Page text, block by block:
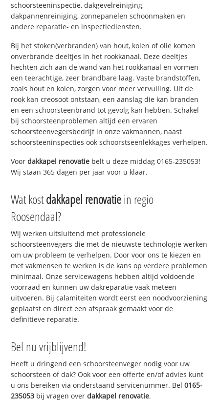
schoorsteeninspectie, dakgevelreiniging,
dakpannenreiniging, zonnepanelen schoonmaken en
andere reparatie- en inspectiediensten.
Bij het stoken(verbranden) van hout, kolen of olie komen
onverbrande deeltjes in het rookkanaal. Deze deeltjes
hechten zich aan de wand van het rookkanaal en vormen
een teerachtige, zeer brandbare laag. Vaste brandstoffen,
zoals hout en kolen, zorgen voor meer vervuiling. Uit de
rook kan creosoot ontstaan, een aanslag die kan branden
en een schoorsteenbrand tot gevolg kan hebben. Schakel
bij schoorsteenproblemen altijd een ervaren
schoorsteenvegersbedrijf in onze vakmannen, naast
schoorsteeninspecties ook schoorstseenlekkages verhelpen.
Voordakkapel renovatie belt u deze middag 0165-235053!
Wij staan 365 dagen per jaar voor u klaar.
Wat kostdakkapel renovatiein regio
Roosendaal?
Wij werken uitsluitend met professionele
schoorsteenvegers die met de nieuwste technologie werken
om uw probleem te verhelpen. Door voor ons te kiezen en
met vakmensen te werken is de kans op verdere problemen
minimaal. Onze servicewagens hebben altijd voldoende
voorraad en kunnen uw dakreparatie vaak meteen
uitvoeren. Bij calamiteiten wordt eerst een noodvoorziening
geplaatst en direct een afspraak gemaakt voor de
definitieve reparatie.
Bel nu vrijblijvend!
Heeft u dringend een schoorsteenveger nodig voor uw
schoorsteen of dak? Ook voor een offerte en/of advies kunt
u ons bereiken via onderstaand servicenummer. Bel0165-
235053 bij vragen overdakkapel renovatie.